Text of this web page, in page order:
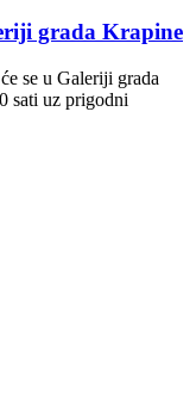
grada Krapine
se u Galeriji grada
sati uz prigodni